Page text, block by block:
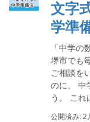
文字
学準
「中学の
堺市でも
ご相談を
のに、 中
う。 こ
公開済み: 2